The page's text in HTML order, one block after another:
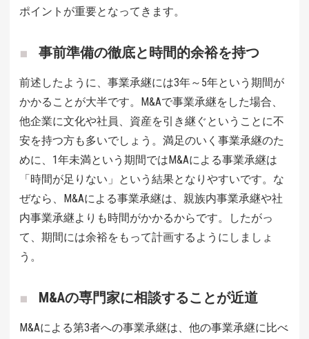
ポイントが重要となってきます。
事前準備の徹底と時間的余裕を持つ
前述したように、事業承継には3年～5年という期間が
かかることが大半です。M&Aで事業承継をした場合、
他企業に文化や社員、資産を引き継ぐということに不
安を持つ方も多いでしょう。満足のいく事業承継のた
めに、1年未満という期間ではM&Aによる事業承継は
「時間が足りない」という結果となりやすいです。な
ぜなら、M&Aによる事業承継は、親族内事業承継や社
内事業承継よりも時間がかかるからです。したがっ
て、期間には余裕をもって計画するようにしましょ
う。
M&Aの専門家に相談することが近道
M&Aによる第3者への事業承継は、他の事業承継に比べ